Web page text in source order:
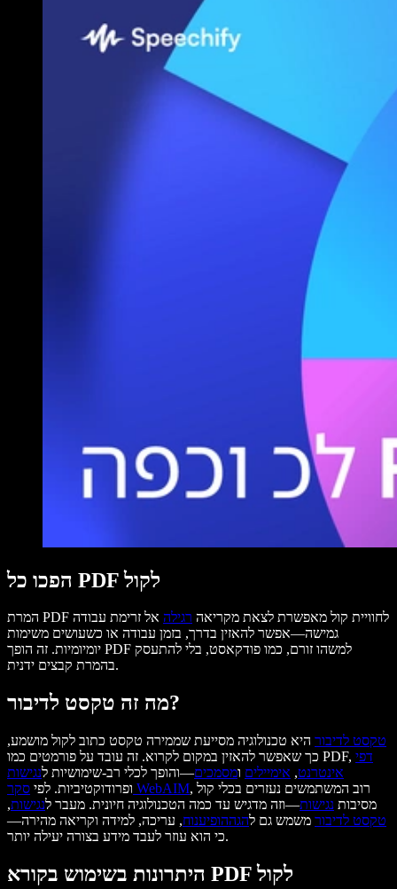
הפכו כל PDF לקול
המרת PDF לחוויית קול מאפשרת לצאת מקריאה רגילה אל זרימת עבודה
גמישה—אפשר להאזין בדרך, בזמן עבודה או כשעושים משימות
יומיומיות. זה הופך PDF למשהו זורם, כמו פודקאסט, בלי להתעסק
בהמרת קבצים ידנית.
מה זה טקסט לדיבור?
טקסט לדיבור היא טכנולוגיה מסייעת שממירה טקסט כתוב לקול מושמע,
כך שאפשר להאזין במקום לקרוא. זה עובד על פורמטים כמו PDF, דפי
אינטרנט, אימיילים ומסמכים—והופך לכלי רב-שימושיות לנגישות
ופרודוקטיביות. לפי סקר WebAIM, רוב המשתמשים נעזרים בכלי קול
מסיבות נגישות—וזה מדגיש עד כמה הטכנולוגיה חיונית. מעבר לנגישות,
טקסט לדיבור משמש גם להגההופיענוח, עריכה, למידה וקריאה מהירה—
כי הוא עוזר לעבד מידע בצורה יעילה יותר.
היתרונות בשימוש בקורא PDF לקול